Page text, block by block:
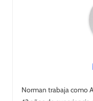
Norman trabaja como